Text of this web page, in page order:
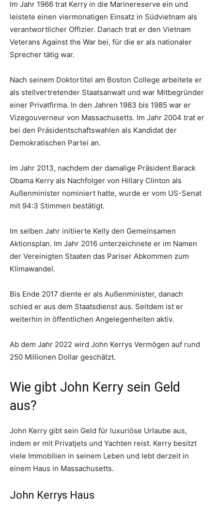
Im Jahr 1966 trat Kerry in die Marinereserve ein und
leistete einen viermonatigen Einsatz in Südvietnam als
verantwortlicher Offizier. Danach trat er den Vietnam
Veterans Against the War bei, für die er als nationaler
Sprecher tätig war.
Nach seinem Doktortitel am Boston College arbeitete er
als stellvertretender Staatsanwalt und war Mitbegründer
einer Privatfirma. In den Jahren 1983 bis 1985 war er
Vizegouverneur von Massachusetts. Im Jahr 2004 trat er
bei den Präsidentschaftswahlen als Kandidat der
Demokratischen Partei an.
Im Jahr 2013, nachdem der damalige Präsident Barack
Obama Kerry als Nachfolger von Hillary Clinton als
Außenminister nominiert hatte, wurde er vom US-Senat
mit 94:3 Stimmen bestätigt.
Im selben Jahr initiierte Kelly den Gemeinsamen
Aktionsplan. Im Jahr 2016 unterzeichnete er im Namen
der Vereinigten Staaten das Pariser Abkommen zum
Klimawandel.
Bis Ende 2017 diente er als Außenminister, danach
schied er aus dem Staatsdienst aus. Seitdem ist er
weiterhin in öffentlichen Angelegenheiten aktiv.
Ab dem Jahr 2022 wird John Kerrys Vermögen auf rund
250 Millionen Dollar geschätzt.
Wie gibt John Kerry sein Geld
aus?
John Kerry gibt sein Geld für luxuriöse Urlaube aus,
indem er mit Privatjets und Yachten reist. Kerry besitzt
viele Immobilien in seinem Leben und lebt derzeit in
einem Haus in Massachusetts.
John Kerrys Haus